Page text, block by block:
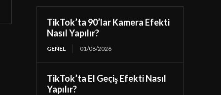
TikTok’ta 90’lar Kamera Efekti
Nasıl Yapılır?
GENEL 01/08/2026
TikTok’ta El Geçiş Efekti Nasıl
Yapılır?